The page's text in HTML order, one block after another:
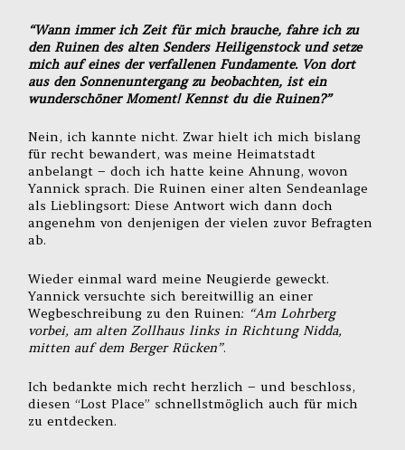
“Wann immer ich Zeit für mich brauche, fahre ich zu
den Ruinen des alten Senders Heiligenstock und setze
mich auf eines der verfallenen Fundamente. Von dort
aus den Sonnenuntergang zu beobachten, ist ein
wunderschöner Moment! Kennst du die Ruinen?”
Nein, ich kannte nicht. Zwar hielt ich mich bislang
für recht bewandert, was meine Heimatstadt
anbelangt – doch ich hatte keine Ahnung, wovon
Yannick sprach. Die Ruinen einer alten Sendeanlage
als Lieblingsort: Diese Antwort wich dann doch
angenehm von denjenigen der vielen zuvor Befragten
ab.
Wieder einmal ward meine Neugierde geweckt.
Yannick versuchte sich bereitwillig an einer
Wegbeschreibung zu den Ruinen: “Am Lohrberg
vorbei, am alten Zollhaus links in Richtung Nidda,
mitten auf dem Berger Rücken”.
Ich bedankte mich recht herzlich – und beschloss,
diesen “Lost Place” schnellstmöglich auch für mich
zu entdecken.